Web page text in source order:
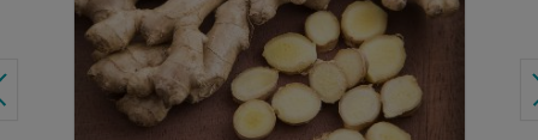
EN SAVOIR PLUS